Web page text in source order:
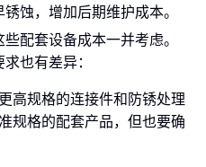
蚀，增加后期维护成本。
配套设备成本一并考虑。
也有差异：
高规格的连接件和防锈处理
规格的配套产品，但也要确